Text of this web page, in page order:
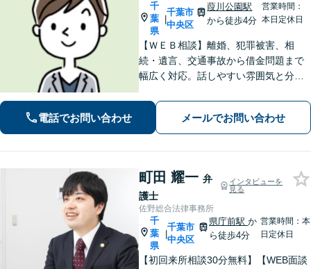
千
葉
県
|
千葉市
中央区
葭川公園駅
から徒歩4分
営業時間：
本日定休日
【ＷＥＢ相談】離婚、犯罪被害、相
続・遺言、交通事故から借金問題まで
幅広く対応。話しやすい雰囲気と分か
者支援案件の豊富な経験で培った知見
でお話を十分にお聞きし、心に寄り添
い伴走します。まずは一度ご相談くだ
さい。
電話でお問い合わせ メールでお問い合わせ
町田 耀一 弁
護士
インタビューを
見る
佐野総合法律事務所
千
葉
県
|
千葉市
中央区
県庁前駅か
ら徒歩4分
営業時間：本
日定休日
【初回来所相談30分無料】【WEB面談